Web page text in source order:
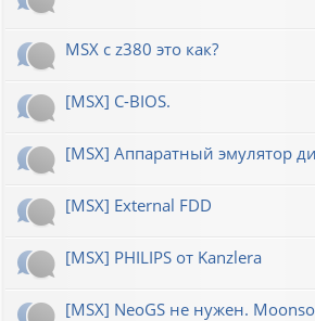
MSX с z380 это как?
[MSX] C-BIOS.
[MSX] Аппаратный эмулятор
[MSX] External FDD
[MSX] PHILIPS от Kanzlera
[MSX] NeoGS не нужен.